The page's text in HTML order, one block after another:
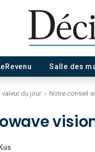
Salle des
valeur du jour › Notre conseil